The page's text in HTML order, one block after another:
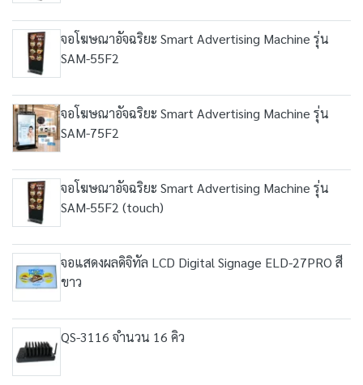
จอโฆษณาอัจฉริยะ Smart Advertising Machine รุ่น
SAM-55F2
จอโฆษณาอัจฉริยะ Smart Advertising Machine รุ่น
SAM-75F2
จอโฆษณาอัจฉริยะ Smart Advertising Machine รุ่น
SAM-55F2 (touch)
จอแสดงผลดิจิทัล LCD Digital Signage ELD-27PRO สี
ขาว
QS-3116 จำนวน 16 คิว